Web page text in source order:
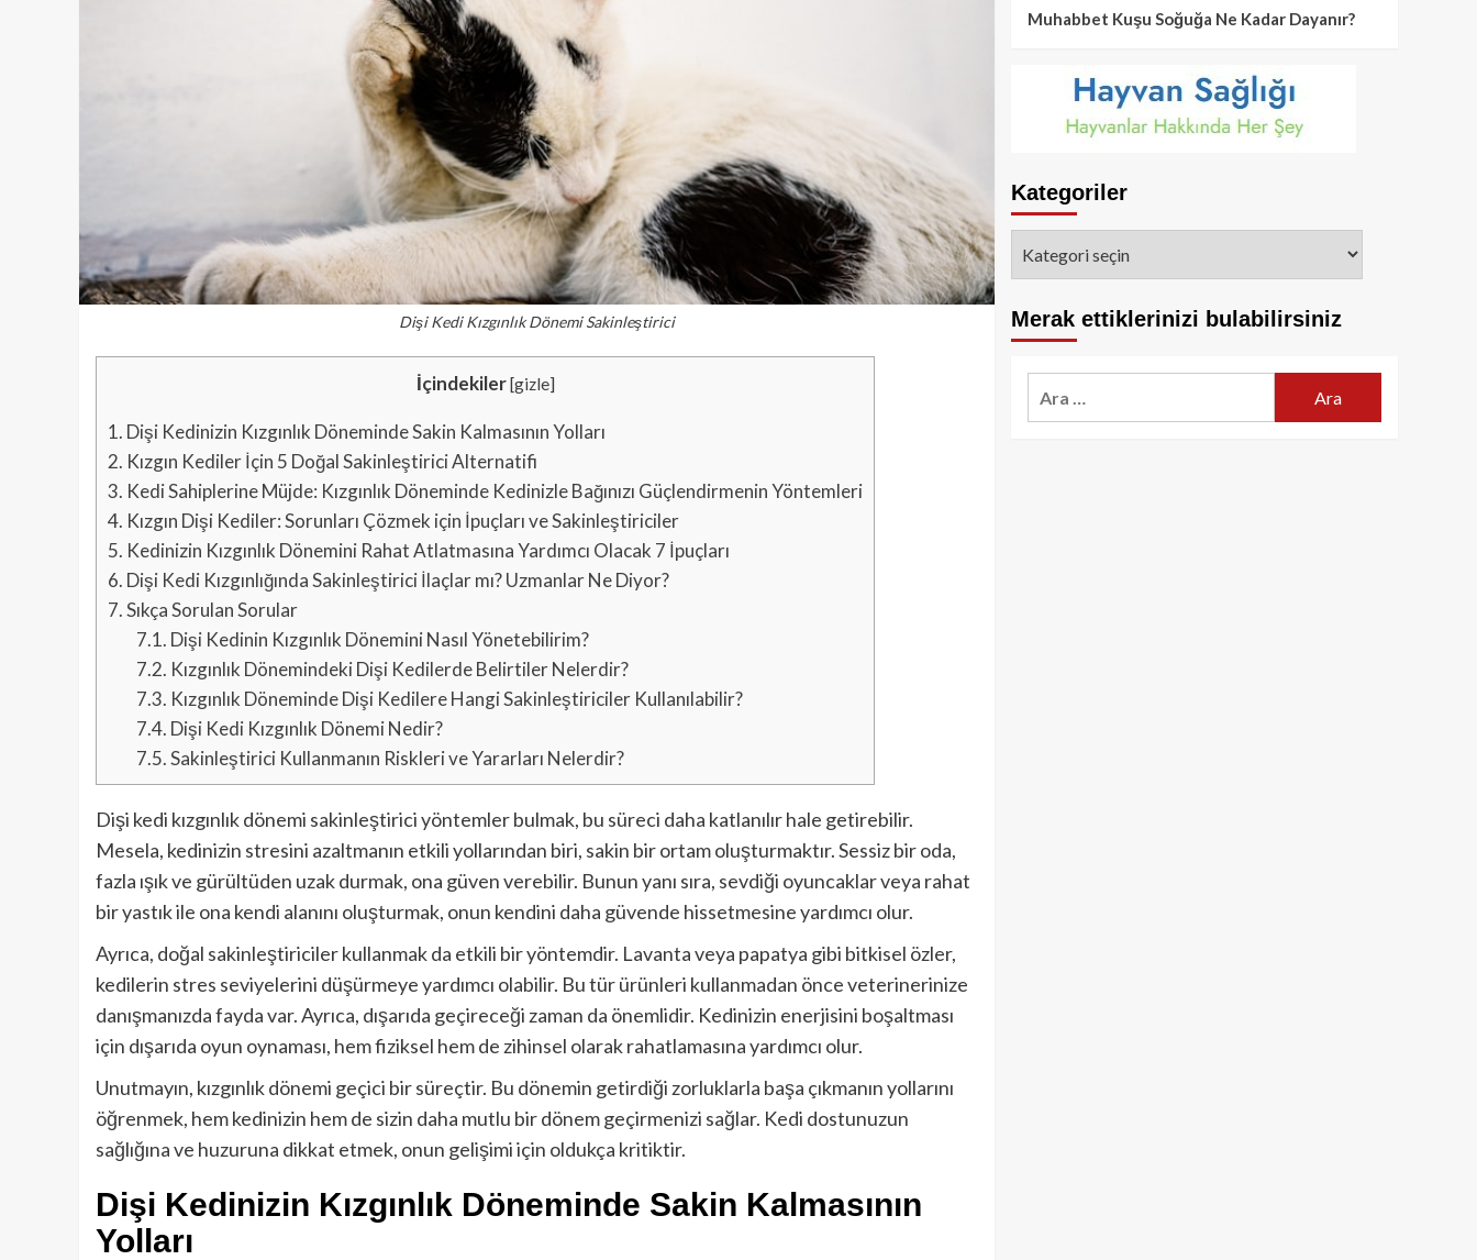
Dişi Kedi Kızgınlık Dönemi Sakinleştirici
İçindekiler[gizle]
1. Dişi Kedinizin Kızgınlık Döneminde Sakin Kalmasının Yolları
2. Kızgın Kediler İçin 5 Doğal Sakinleştirici Alternatifi
3. Kedi Sahiplerine Müjde: Kızgınlık Döneminde Kedinizle Bağınızı Güçlendirmenin Yöntemleri
4. Kızgın Dişi Kediler: Sorunları Çözmek için İpuçları ve Sakinleştiriciler
5. Kedinizin Kızgınlık Dönemini Rahat Atlatmasına Yardımcı Olacak 7 İpuçları
6. Dişi Kedi Kızgınlığında Sakinleştirici İlaçlar mı? Uzmanlar Ne Diyor?
7.Sıkça Sorulan Sorular
7.1. Dişi Kedinin Kızgınlık Dönemini Nasıl Yönetebilirim?
7.2. Kızgınlık Dönemindeki Dişi Kedilerde Belirtiler Nelerdir?
7.3. Kızgınlık Döneminde Dişi Kedilere Hangi Sakinleştiriciler Kullanılabilir?
7.4. Dişi Kedi Kızgınlık Dönemi Nedir?
7.5.Sakinleştirici Kullanmanın Riskleri ve Yararları Nelerdir?
Dişi kedi kızgınlık dönemi sakinleştirici yöntemler bulmak, bu süreci daha katlanılır hale getirebilir.
Mesela, kedinizin stresini azaltmanın etkili yollarından biri, sakin bir ortam oluşturmaktır. Sessiz bir oda,
fazla ışık ve gürültüden uzak durmak, ona güven verebilir. Bunun yanı sıra, sevdiği oyuncaklar veya rahat
bir yastık ile ona kendi alanını oluşturmak, onun kendini daha güvende hissetmesine yardımcı olur.
Ayrıca, doğal sakinleştiriciler kullanmak da etkili bir yöntemdir. Lavanta veya papatya gibi bitkisel özler,
kedilerin stres seviyelerini düşürmeye yardımcı olabilir. Bu tür ürünleri kullanmadan önce veterinerinize
danışmanızda fayda var. Ayrıca, dışarıda geçireceği zaman da önemlidir. Kedinizin enerjisini boşaltması
için dışarıda oyun oynaması, hem fiziksel hem de zihinsel olarak rahatlamasına yardımcı olur.
Unutmayın, kızgınlık dönemi geçici bir süreçtir. Bu dönemin getirdiği zorluklarla başa çıkmanın yollarını
öğrenmek, hem kedinizin hem de sizin daha mutlu bir dönem geçirmenizi sağlar. Kedi dostunuzun
sağlığına ve huzuruna dikkat etmek, onun gelişimi için oldukça kritiktir.
Dişi Kedinizin Kızgınlık Döneminde Sakin Kalmasının
Yolları
Muhabbet Kuşu Soğuğa Ne Kadar Dayanır?
Kategoriler
Merak ettiklerinizi bulabilirsiniz